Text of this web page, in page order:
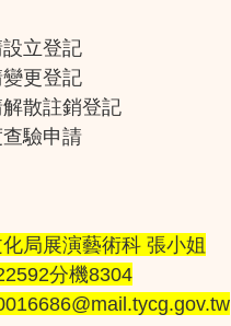
立登記
更登記
散註銷登記
驗申請
局展演藝術科 張小姐
分機8304